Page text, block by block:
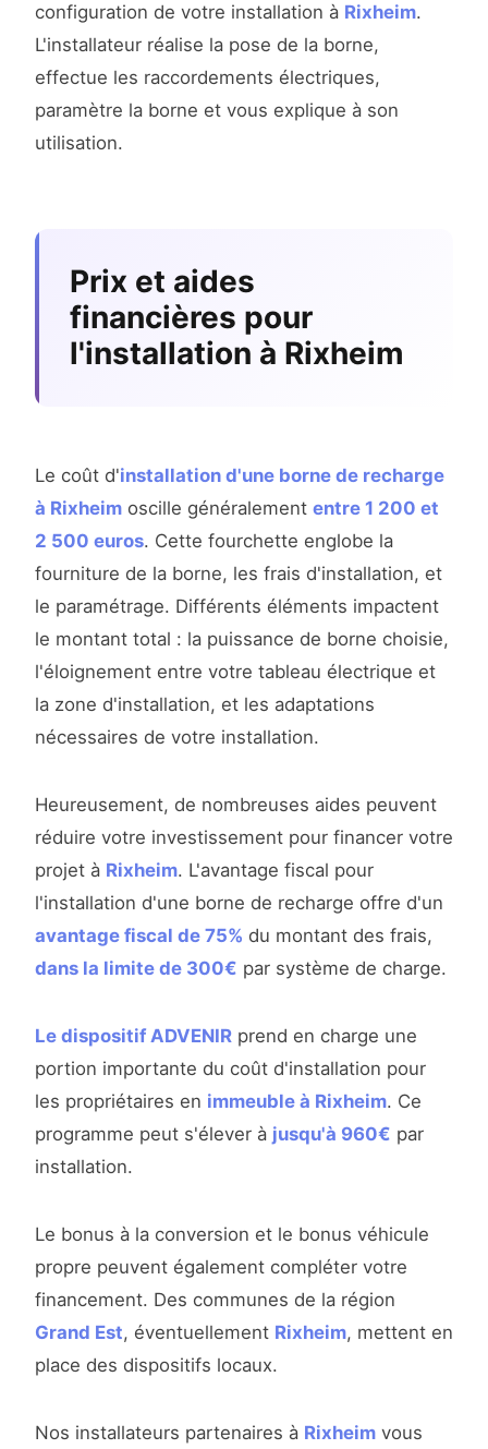
configuration de votre installation à Rixheim.
L'installateur réalise la pose de la borne,
effectue les raccordements électriques,
paramètre la borne et vous explique à son
utilisation.
Prix et aides
financières pour
l'installation à Rixheim
Le coût d'installation d'une borne de recharge
à Rixheim oscille généralement entre 1 200 et
2 500 euros. Cette fourchette englobe la
fourniture de la borne, les frais d'installation, et
le paramétrage. Différents éléments impactent
le montant total : la puissance de borne choisie,
l'éloignement entre votre tableau électrique et
la zone d'installation, et les adaptations
nécessaires de votre installation.
Heureusement, de nombreuses aides peuvent
réduire votre investissement pour financer votre
projet à Rixheim. L'avantage fiscal pour
l'installation d'une borne de recharge offre d'un
avantage fiscal de 75% du montant des frais,
dans la limite de 300€ par système de charge.
Le dispositif ADVENIR prend en charge une
portion importante du coût d'installation pour
les propriétaires en immeuble à Rixheim. Ce
programme peut s'élever à jusqu'à 960€ par
installation.
Le bonus à la conversion et le bonus véhicule
propre peuvent également compléter votre
financement. Des communes de la région
Grand Est, éventuellement Rixheim, mettent en
place des dispositifs locaux.
Nos installateurs partenaires à Rixheim vous